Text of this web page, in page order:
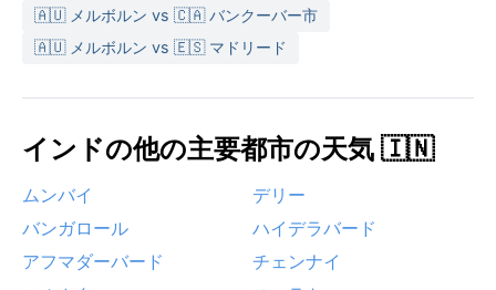
続く。乾季の終わりには、地域によっては一時的な熱
波が発生することもあるが、全体としては安定した気
🇦🇺 メルボルン vs 🇨🇦 バンクーバー市
🇦🇺 メルボルン vs 🇪🇸 マドリード
インドの他の主要都市の天気 🇮🇳
ムンバイ
デリー
バンガロール
ハイデラバード
アフマダーバード
チェンナイ